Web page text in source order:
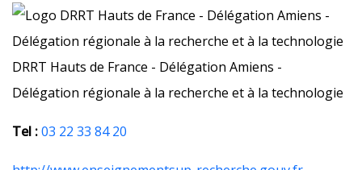
DRRT Hauts de France - Délégation Amiens -
Délégation régionale à la recherche et à la technologie
Tel :03 22 33 84 20